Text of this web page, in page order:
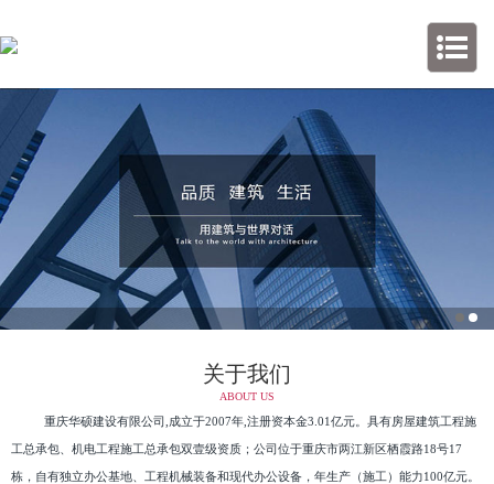
关于我们
ABOUT US
重庆华硕建设有限公司,成立于2007年,注册资本金3.01亿元。具有房屋建筑工程施
工总承包、机电工程施工总承包双壹级资质；公司位于重庆市两江新区栖霞路18号17
栋，自有独立办公基地、工程机械装备和现代办公设备，年生产（施工）能力100亿元。